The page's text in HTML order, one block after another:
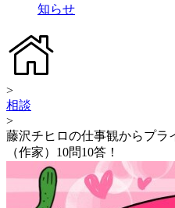
知らせ
>
相談
>
藤沢チヒロの仕事観からプ
（作家）10問10答！